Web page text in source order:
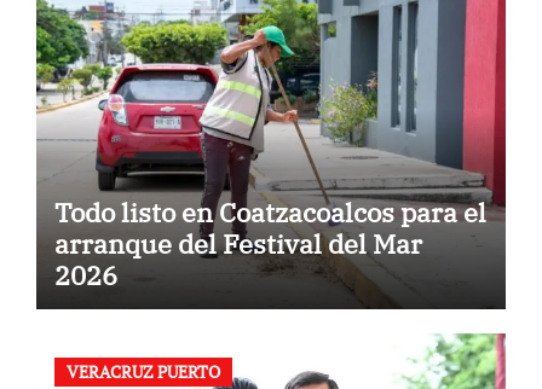
Todo listo en Coatzacoalcos para el
arranque del Festival del Mar
2026
VERACRUZ PUERTO